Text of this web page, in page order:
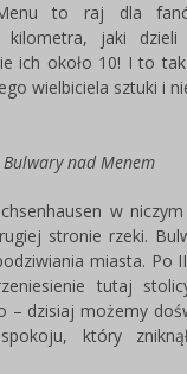
Menu to raj dla
kilometra, jaki
ich około 10! I to
wielbiciela sztuki i
Bulwary nad Menem
w
stronie rzeki.
miasta. Po
tutaj
– dzisiaj możemy
który